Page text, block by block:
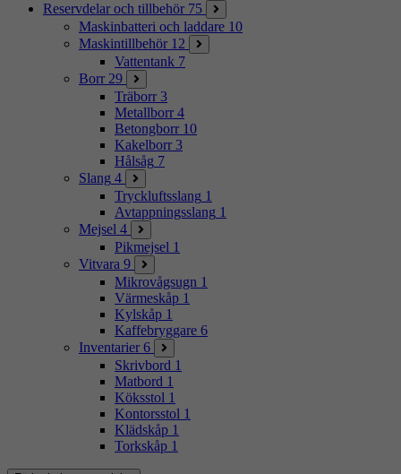
Reservdelar och tillbehör 75
Maskinbatteri och laddare 10
Maskintillbehör 12
Vattentank 7
Borr 29
Träborr 3
Metallborr 4
Betongborr 10
Kakelborr 3
Hålsåg 7
Slang 4
Tryckluftsslang 1
Avtappningsslang 1
Mejsel 4
Pikmejsel 1
Vitvara 9
Mikrovågsugn 1
Värmeskåp 1
Kylskåp 1
Kaffebryggare 6
Inventarier 6
Skrivbord 1
Matbord 1
Köksstol 1
Kontorsstol 1
Klädskåp 1
Torkskåp 1